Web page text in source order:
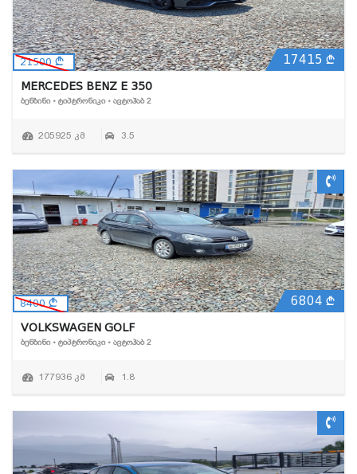
21500 17415
MERCEDES BENZ E 350
ᲑᲔᲜᲖᲘᲜᲘ • ᲢᲘᲞᲢᲠᲝᲜᲘᲙᲘ • ᲐᲕᲢᲝᲰᲐᲑ 2
205925 კმ 3.5
8400 6804
VOLKSWAGEN GOLF
ᲑᲔᲜᲖᲘᲜᲘ • ᲢᲘᲞᲢᲠᲝᲜᲘᲙᲘ • ᲐᲕᲢᲝᲰᲐᲑ 2
177936 კმ 1.8